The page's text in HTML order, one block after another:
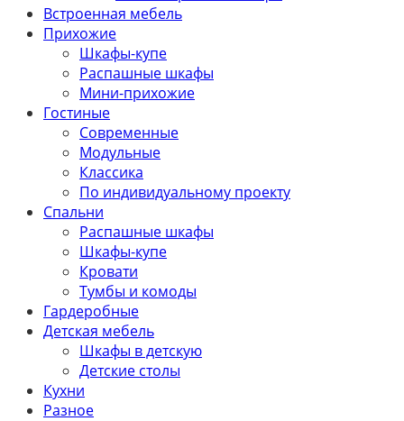
Встроенная мебель
Прихожие
Шкафы-купе
Распашные шкафы
Мини-прихожие
Гостиные
Современные
Модульные
Классика
По индивидуальному проекту
Спальни
Распашные шкафы
Шкафы-купе
Кровати
Тумбы и комоды
Гардеробные
Детская мебель
Шкафы в детскую
Детские столы
Кухни
Разное